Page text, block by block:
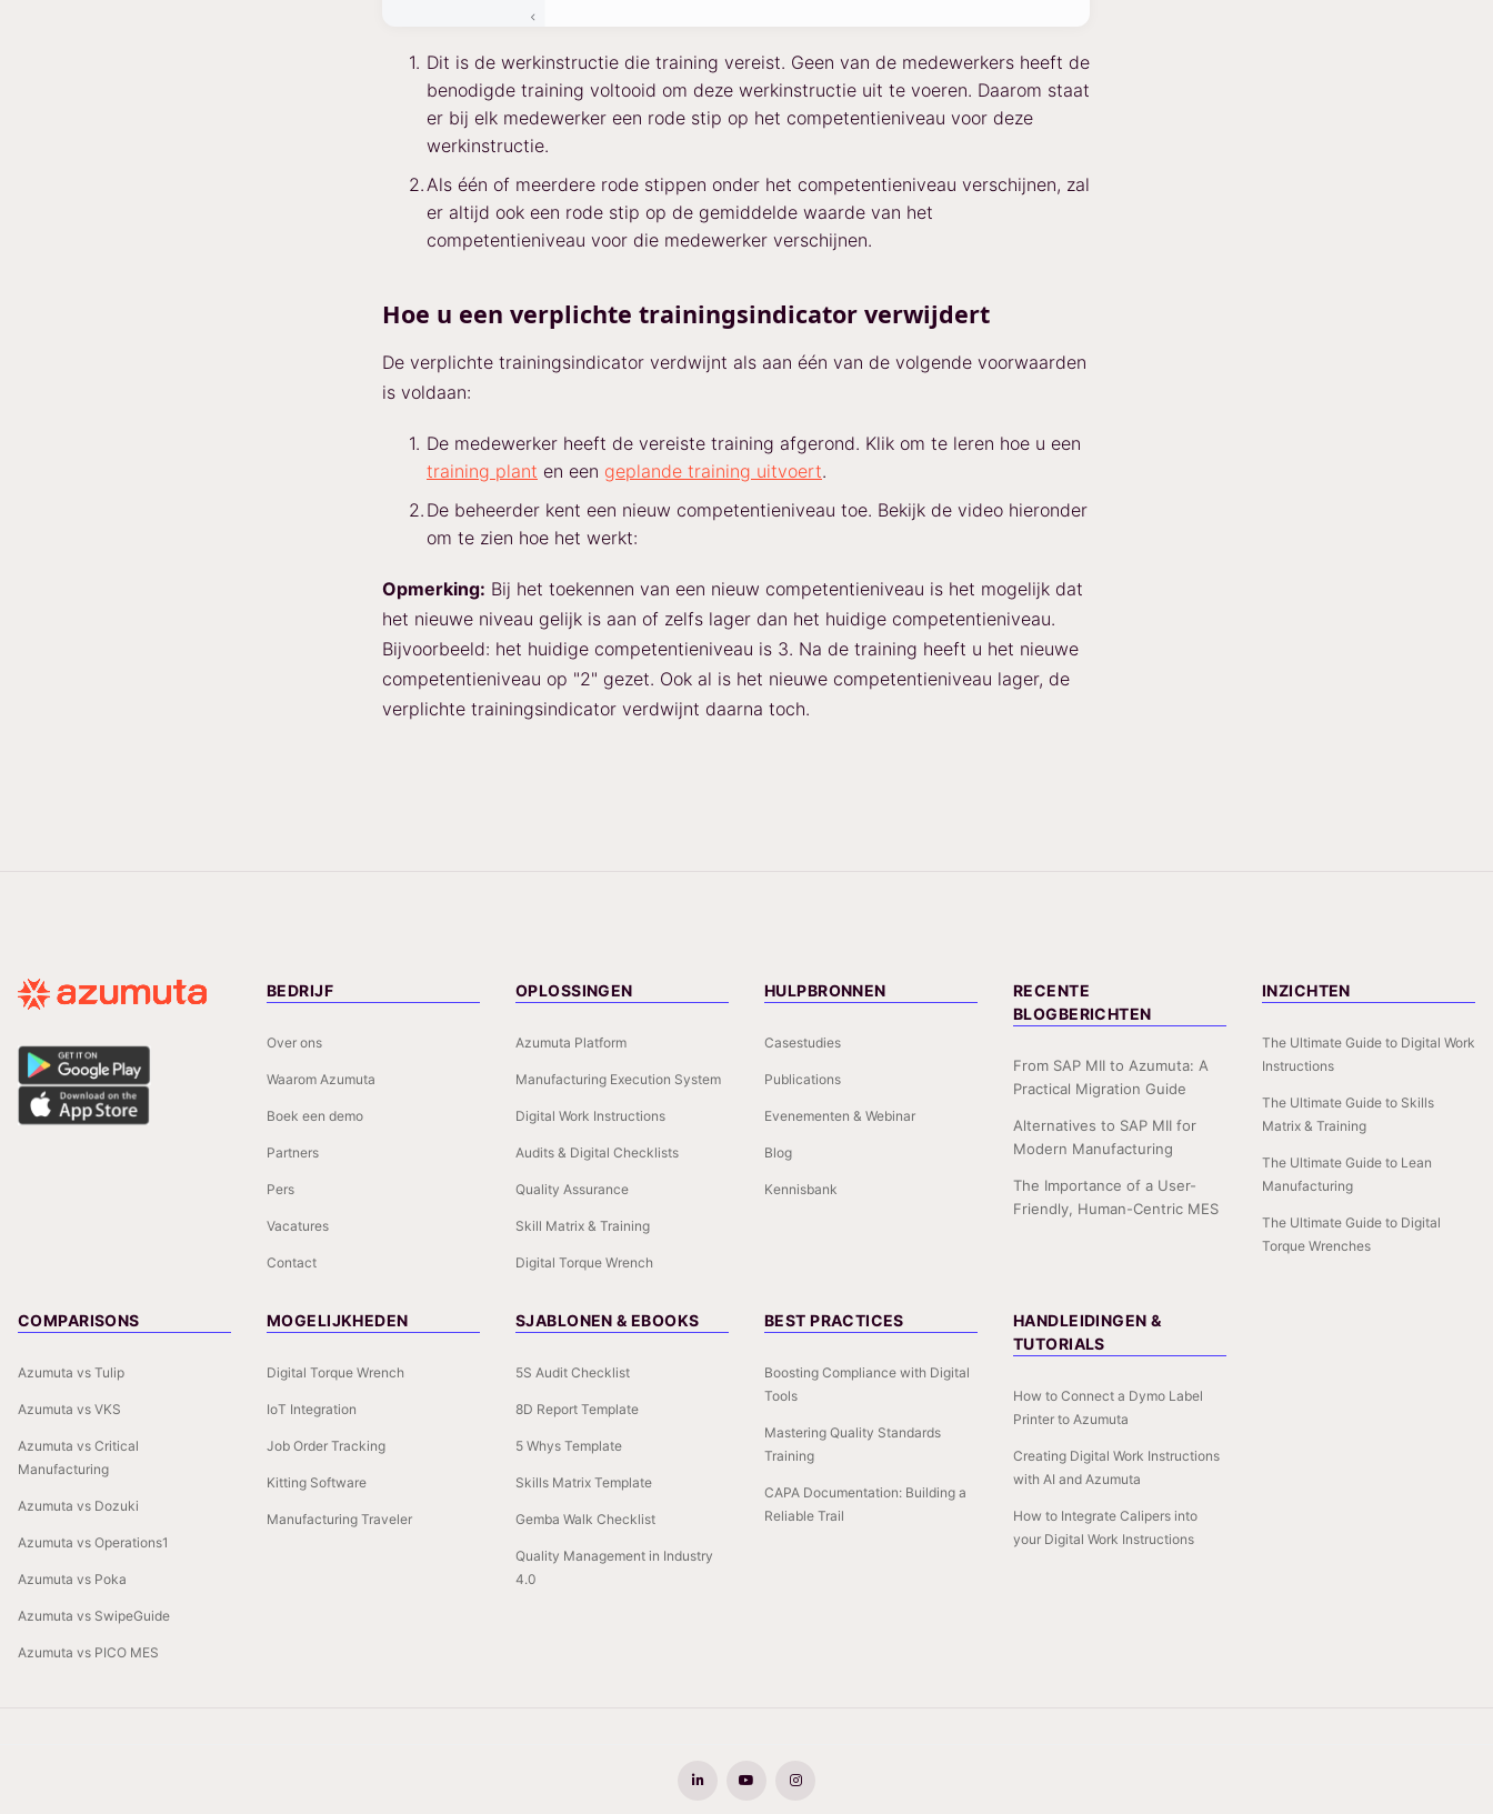
Dit is de werkinstructie die training vereist. Geen van de medewerkers heeft de
benodigde training voltooid om deze werkinstructie uit te voeren. Daarom staat
er bij elk medewerker een rode stip op het competentieniveau voor deze
werkinstructie.
Als één of meerdere rode stippen onder het competentieniveau verschijnen, zal
er altijd ook een rode stip op de gemiddelde waarde van het
competentieniveau voor die medewerker verschijnen.
Hoe u een verplichte trainingsindicator verwijdert
De verplichte trainingsindicator verdwijnt als aan één van de volgende voorwaarden
is voldaan:
De medewerker heeft de vereiste training afgerond. Klik om te leren hoe u een
training plant en een geplande training uitvoert.
De beheerder kent een nieuw competentieniveau toe. Bekijk de video hieronder
om te zien hoe het werkt:
Opmerking: Bij het toekennen van een nieuw competentieniveau is het mogelijk dat
het nieuwe niveau gelijk is aan of zelfs lager dan het huidige competentieniveau.
Bijvoorbeeld: het huidige competentieniveau is 3. Na de training heeft u het nieuwe
competentieniveau op "2" gezet. Ook al is het nieuwe competentieniveau lager, de
verplichte trainingsindicator verdwijnt daarna toch.
BEDRIJF
Over ons
Waarom Azumuta
Boek een demo
Partners
Pers
Vacatures
Contact
OPLOSSINGEN
Azumuta Platform
Manufacturing Execution System
Digital Work Instructions
Audits & Digital Checklists
Quality Assurance
Skill Matrix & Training
Digital Torque Wrench
HULPBRONNEN
Casestudies
Publications
Evenementen & Webinar
Blog
Kennisbank
RECENTE
BLOGBERICHTEN
From SAP MII to Azumuta: A
Practical Migration Guide
Alternatives to SAP MII for
Modern Manufacturing
The Importance of a User-
Friendly, Human-Centric MES
INZICHTEN
The Ultimate Guide to Digital Work
Instructions
The Ultimate Guide to Skills
Matrix & Training
The Ultimate Guide to Lean
Manufacturing
The Ultimate Guide to Digital
Torque Wrenches
COMPARISONS
Azumuta vs Tulip
Azumuta vs VKS
Azumuta vs Critical
Manufacturing
Azumuta vs Dozuki
Azumuta vs Operations1
Azumuta vs Poka
Azumuta vs SwipeGuide
Azumuta vs PICO MES
MOGELIJKHEDEN
Digital Torque Wrench
IoT Integration
Job Order Tracking
Kitting Software
Manufacturing Traveler
SJABLONEN & EBOOKS
5S Audit Checklist
8D Report Template
5 Whys Template
Skills Matrix Template
Gemba Walk Checklist
Quality Management in Industry
4.0
BEST PRACTICES
Boosting Compliance with Digital
Tools
Mastering Quality Standards
Training
CAPA Documentation: Building a
Reliable Trail
HANDLEIDINGEN &
TUTORIALS
How to Connect a Dymo Label
Printer to Azumuta
Creating Digital Work Instructions
with AI and Azumuta
How to Integrate Calipers into
your Digital Work Instructions